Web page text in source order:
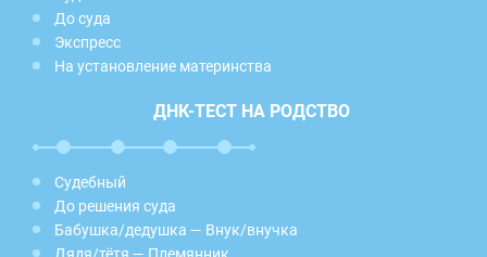
До суда
Экспресс
На установление материнства
ДНК-ТЕСТ НА РОДСТВО
Судебный
До решения суда
Бабушка/дедушка — Внук/внучка